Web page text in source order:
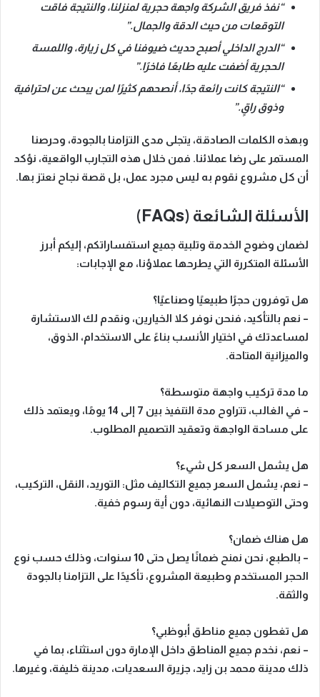
“نفذ فريق الشركة واجهة حجرية لمنزلنا، والنتيجة فاقت
التوقعات من حيث الدقة والجمال.”
“الدرج الداخلي أصبح حديث ضيوفنا في كل زيارة، واللمسة
الحجرية أضفت عليه طابعًا فاخرًا.”
“النتيجة كانت رائعة جدًا، أنصحهم كثيرًا لمن يبحث عن احترافية
وذوق راقٍ.”
وبهذه الكلمات الصادقة، يتجلى مدى التزامنا بالجودة، وحرصنا
المستمر على رضا عملائنا. فمن خلال هذه التجارب الواقعية، نؤكد
أن كل مشروع نقوم به ليس مجرد عمل، بل قصة نجاح نعتز بها.
الأسئلة الشائعة (FAQs)
لضمان وضوح الخدمة وتلبية جميع استفساراتكم، إليكم أبرز
الأسئلة المتكررة التي يطرحها عملاؤنا، مع الإجابات:
هل توفرون حجرًا طبيعيًا وصناعيًا؟
– نعم بالتأكيد، فنحن نوفر كلا الخيارين، ونقدم لك الاستشارة
لمساعدتك في اختيار الأنسب بناءً على الاستخدام، الذوق،
والميزانية المتاحة.
ما مدة تركيب واجهة متوسطة؟
– في الغالب، تتراوح مدة التنفيذ بين 7 إلى 14 يومًا، ويعتمد ذلك
على مساحة الواجهة وتعقيد التصميم المطلوب.
هل يشمل السعر كل شيء؟
– نعم، يشمل السعر جميع التكاليف مثل: التوريد، النقل، التركيب،
وحتى التوصيلات النهائية، دون أية رسوم خفية.
هل هناك ضمان؟
– بالطبع، نحن نمنح ضمانًا يصل حتى 10 سنوات، وذلك حسب نوع
الحجر المستخدم وطبيعة المشروع، تأكيدًا على التزامنا بالجودة
والثقة.
هل تغطون جميع مناطق أبوظبي؟
– نعم، نخدم جميع المناطق داخل الإمارة دون استثناء، بما في
ذلك مدينة محمد بن زايد، جزيرة السعديات، مدينة خليفة، وغيرها.